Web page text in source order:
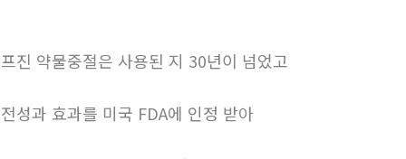
진 약물중절은 사용된 지 30년이 넘었고
성과 효과를 미국 FDA에 인정 받아